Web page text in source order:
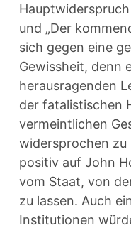
und „Der
sich gegen eine
Gewissheit, denn
herausragenden
der fatalistischen
vermeintlichen
widersprochen zu
positiv auf John
vom Staat, von
zu lassen. Auch
Institutionen